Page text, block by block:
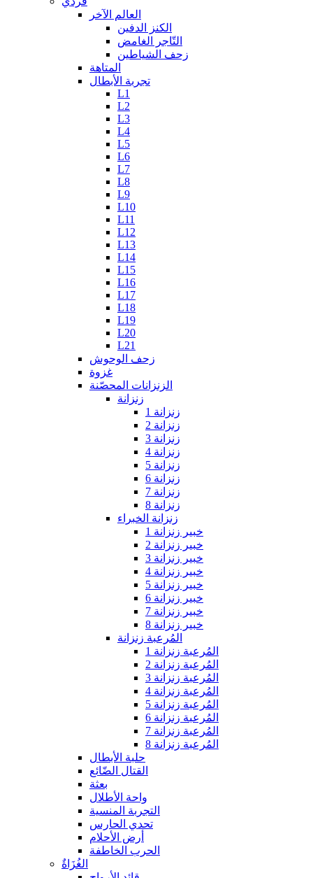
العالم الآخر
الكنز الدفين
التّاجر الغامض
زحف الشياطين
المتاهة
تجربة الأبطال
L1
L2
L3
L4
L5
L6
L7
L8
L9
L10
L11
L12
L13
L14
L15
L16
L17
L18
L19
L20
L21
زحف الوحوش
غزوة
الزنزانات المحصّنة
زنزانة
زنزانة 1
زنزانة 2
زنزانة 3
زنزانة 4
زنزانة 5
زنزانة 6
زنزانة 7
زنزانة 8
زنزانة الخبراء
خبير زنزانة 1
خبير زنزانة 2
خبير زنزانة 3
خبير زنزانة 4
خبير زنزانة 5
خبير زنزانة 6
خبير زنزانة 7
خبير زنزانة 8
المُرعبة زنزانة
المُرعبة زنزانة 1
المُرعبة زنزانة 2
المُرعبة زنزانة 3
المُرعبة زنزانة 4
المُرعبة زنزانة 5
المُرعبة زنزانة 6
المُرعبة زنزانة 7
المُرعبة زنزانة 8
حلبة الأبطال
القتال الضّائع
بعثة
واحة الأطلال
التجربة المنسية
تحدي الحارس
أرض الأحلام
الحرب الخاطفة
الغُزَاةٌ